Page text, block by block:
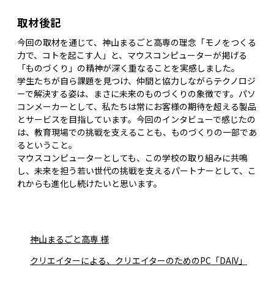
取材後記
今回の取材を通じて、神山まるごと高専の理念「モノをつくる
力で、コトを起こす人」と、マウスコンピューターが掲げる
「ものづくり」の精神が深く重なることを実感しました。
学生たちが自ら課題を見つけ、仲間と協力しながらテクノロジ
ーで解決する姿は、まさに未来のものづくりの象徴です。パソ
コンメーカーとして、私たちは常にお客様の期待を超える製品
とサービスを目指しています。今回のインタビューで感じたの
は、教育現場での挑戦を支えることも、ものづくりの一部であ
るということ。
マウスコンピューターとしても、この学校の取り組みに共鳴
し、未来を担う若い世代の挑戦を支えるパートナーとして、こ
れからも進化し続けたいと思います。
神山まるごと高専 様
クリエイターによる、クリエイターのためのPC「DAIV」